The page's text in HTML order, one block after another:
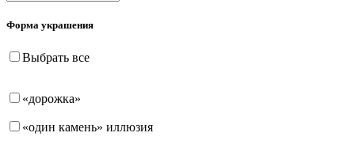
Форма украшения
Выбрать все
«дорожка»
«один камень» иллюзия